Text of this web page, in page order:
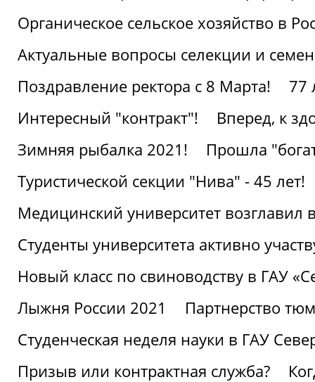
Органическое сельское хозяйство в
Актуальные вопросы селекции и
Поздравление ректора с 8 Марта!
77
Интересный "контракт"!
Вперед, к
Зимняя рыбалка 2021!
Прошла
Туристической секции "Нива" - 45 лет!
Медицинский университет возглавил
Студенты университета активно
Новый класс по свиноводству в ГАУ
Лыжня России 2021
Партнерство
Студенческая неделя науки в ГАУ
Призыв или контрактная служба?